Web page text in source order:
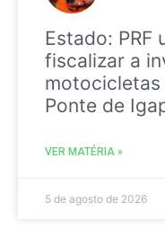
Estado: PRF
fiscalizar a
Ponte de
VER MATÉRIA »
5 de agosto de 2026